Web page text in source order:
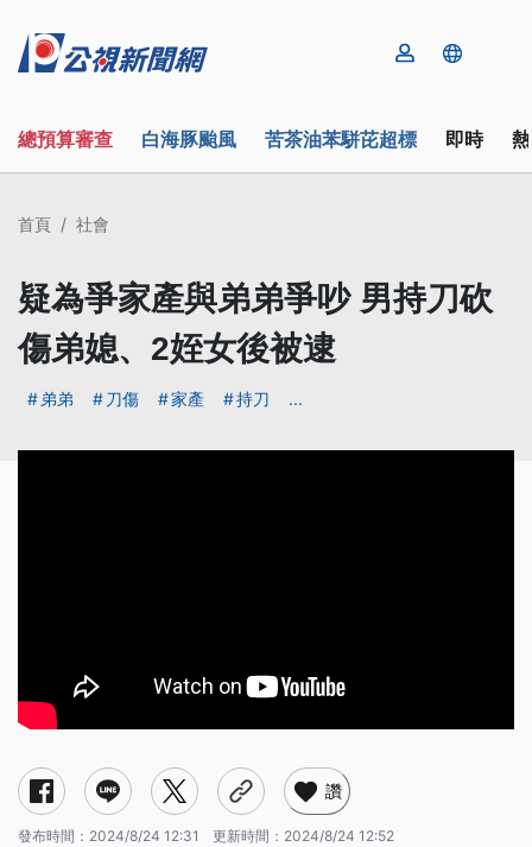
總預算審查 白海豚颱風 苦茶油苯駢芘超標 即時
首頁 社會
疑為爭家產與弟弟爭吵 男持刀砍
傷弟媳、2姪女後被逮
弟弟 刀傷 家產 持刀 ...
讚
發布時間： 2024/8/24 12:31 更新時間： 2024/8/24 12:52